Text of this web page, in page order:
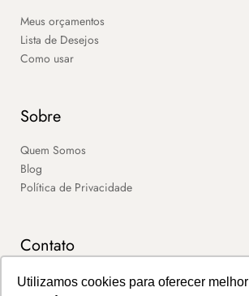
Utilizamos cookies para oferecer melhor
Meus orçamentos
Lista de Desejos
Como usar
Sobre
Quem Somos
Blog
Política de Privacidade
Contato
SAC